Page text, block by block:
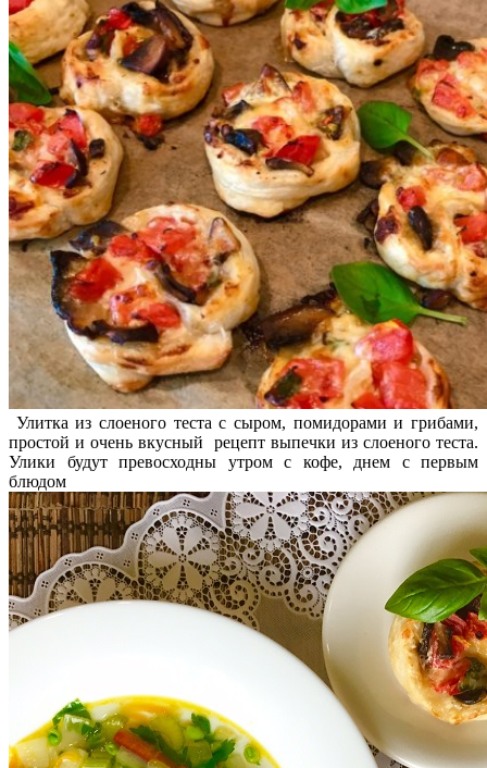
Улитка из слоеного теста с сыром, помидорами и грибами,
простой и очень вкусный рецепт выпечки из слоеного теста.
Улики будут превосходны утром с кофе, днем с первым
блюдом